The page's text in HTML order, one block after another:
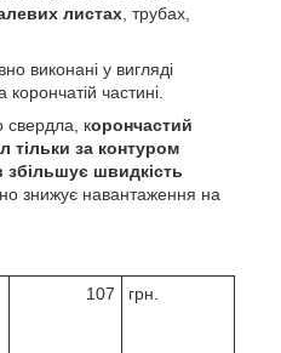
листах , трубах,
виконані у вигляді
частині.
свердла, корончастий
тільки за контуром
збільшує швидкість
знижує навантаження на
107 грн.